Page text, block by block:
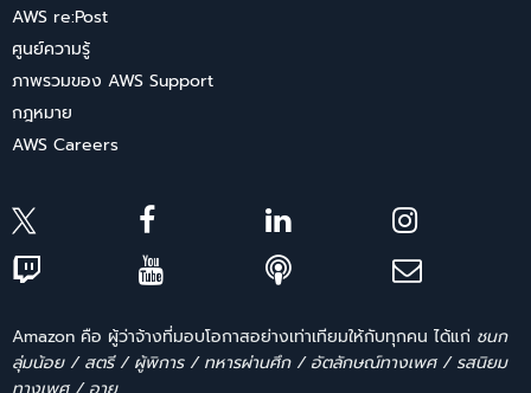
AWS re:Post
ศูนย์ความรู้
ภาพรวมของ AWS Support
กฎหมาย
AWS Careers
Amazon คือ ผู้ว่าจ้างที่มอบโอกาสอย่างเท่าเทียมให้กับทุกคน ได้แก่ ชนก
ลุ่มน้อย / สตรี / ผู้พิการ / ทหารผ่านศึก / อัตลักษณ์ทางเพศ / รสนิยม